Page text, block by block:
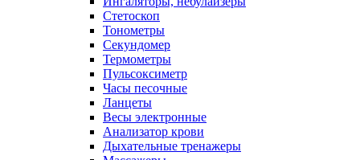
Стетоскоп
Тонометры
Секундомер
Термометры
Пульсоксиметр
Часы песочные
Ланцеты
Весы электронные
Анализатор крови
Дыхательные тренажеры